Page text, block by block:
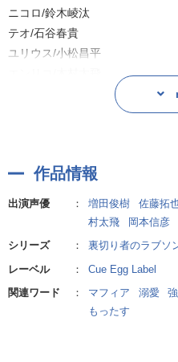
ニコロ/鈴木崚汰
テオ/石谷春貴
ユリウス/小松昌平
作品情報
出演声優 ： 増田俊樹 佐藤拓
村太飛
岡本信彦
シリーズ
：
裏切り者のラブソ
レーベル
：
Cue Egg Label
関連ワード
： マフィア 溺愛
もったす